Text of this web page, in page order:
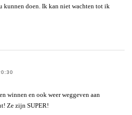
kunnen doen. Ik kan niet wachten tot ik
winnen en ook weer weggeven aan
Ze zijn SUPER!